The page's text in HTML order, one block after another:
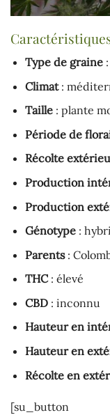
Type de graine:
Climat:
Taille: plante
Période de
Récolte
Production
Production
Génotype:
Parents:
THC: élevé
CBD: inconnu
Hauteur en
Hauteur en
Récolte en
[su_button